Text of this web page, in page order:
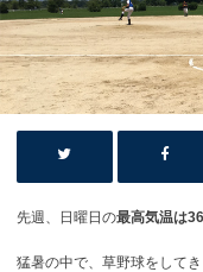
先週、日曜日の最高気温は
猛暑の中で、草野球をして